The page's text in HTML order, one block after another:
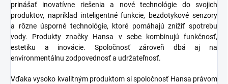
prinášať inovatívne riešenia a nové technológie do svojich
produktov, napríklad inteligentné funkcie, bezdotykové senzory
a rôzne úsporné technológie, ktoré pomáhajú znížiť spotrebu
vody. Produkty značky Hansa v sebe kombinujú funkčnosť,
estetiku a inovácie. Spoločnosť zároveň dbá aj na
environmentálnu zodpovednosť a udržateľnosť.
Vďaka vysoko kvalitným produktom si spoločnosť Hansa právom